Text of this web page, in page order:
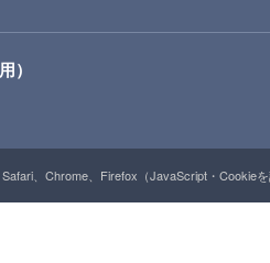
）
、Chrome、Firefox（JavaScript・Cookie